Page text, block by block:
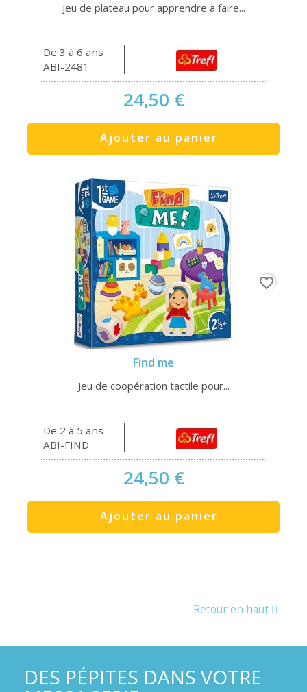
Jeu de plateau pour apprendre à faire...
De 3 à 6 ans
ABI-2481
24,50 €
Ajouter au panier
Find me
Jeu de coopération tactile pour...
De 2 à 5 ans
ABI-FIND
24,50 €
Ajouter au panier
favorite_border
Retour en haut
DES PÉPITES DANS VOTRE